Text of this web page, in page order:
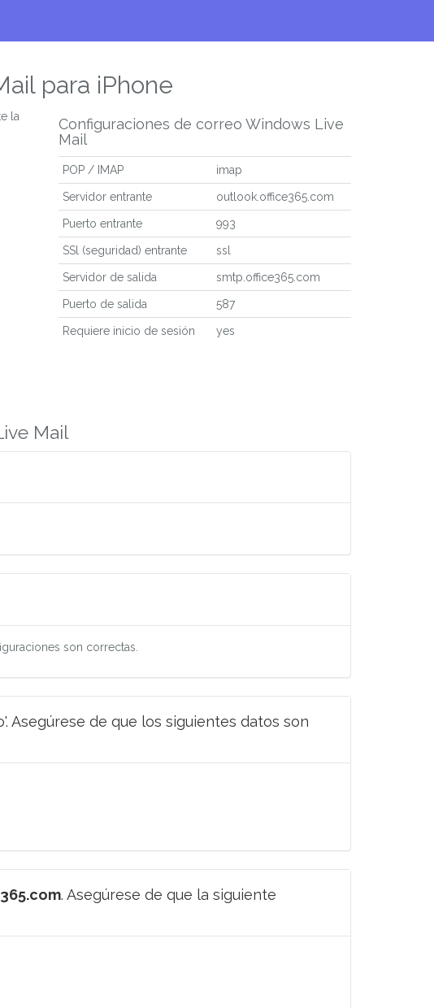
para iPhone
la
Configuraciones de correo Windows Live
Mail
POP / IMAP imap
Servidor entrante outlook.office365.com
Puerto entrante 993
SSl (seguridad) entrante ssl
Servidor de salida smtp.office365.com
Puerto de salida 587
Requiere inicio de sesión yes
Mail
son correctas.
Asegúrese de que los siguientes datos son
. Asegúrese de que la siguiente